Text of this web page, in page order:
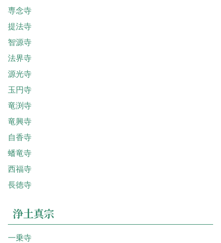
専念寺
提法寺
智源寺
法界寺
源光寺
玉円寺
竜渕寺
竜興寺
自香寺
蟠竜寺
西福寺
長徳寺
浄土真宗
一乗寺